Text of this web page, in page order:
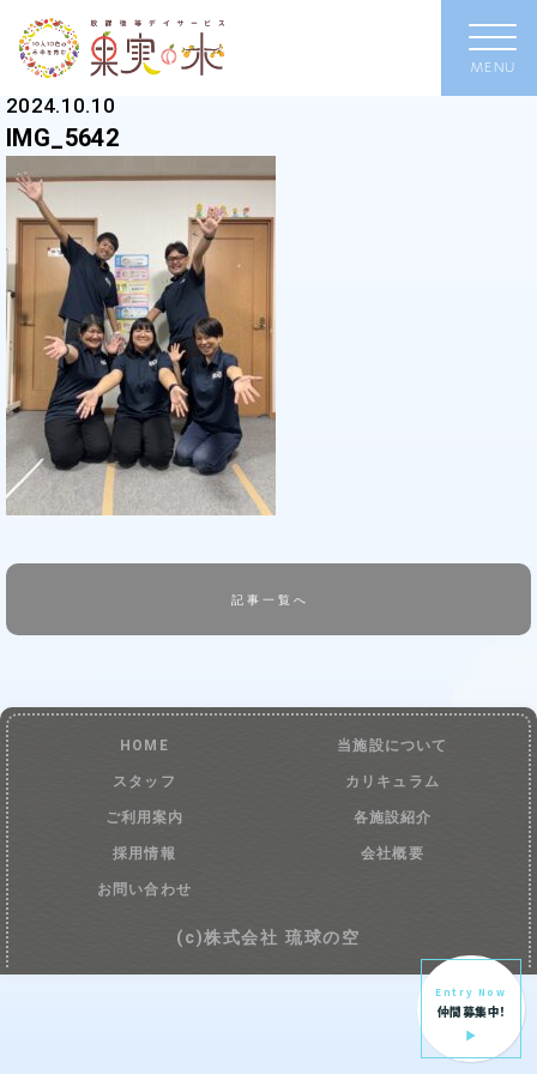
2024.10.10
IMG_5642
記事一覧へ
Entry Now
仲間募集中!
HOME 当施設について
スタッフ カリキュラム
ご利用案内 各施設紹介
採用情報 会社概要
お問い合わせ
(c)株式会社 琉球の空